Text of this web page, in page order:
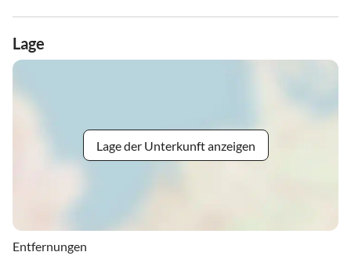
Lage
Lage der Unterkunft anzeigen
Entfernungen